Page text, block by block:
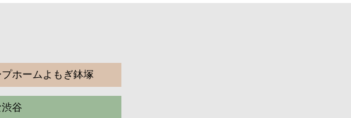
ホームよもぎ鉢塚
谷